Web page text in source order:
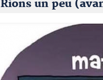
Rions un peu